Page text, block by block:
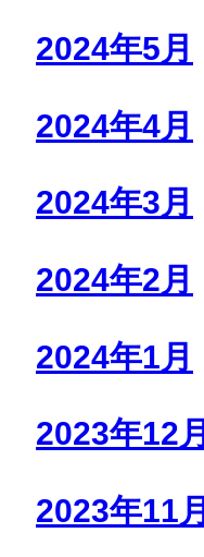
2024年5月
2024年4月
2024年3月
2024年2月
2024年1月
2023年12月
2023年11月